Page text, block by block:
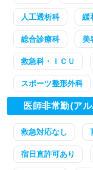
人工透析科 緩
総合診療科 美
救急科・ＩＣＵ
スポーツ整形外科
医師非常勤(ア
救急対応なし
宿日直許可あり